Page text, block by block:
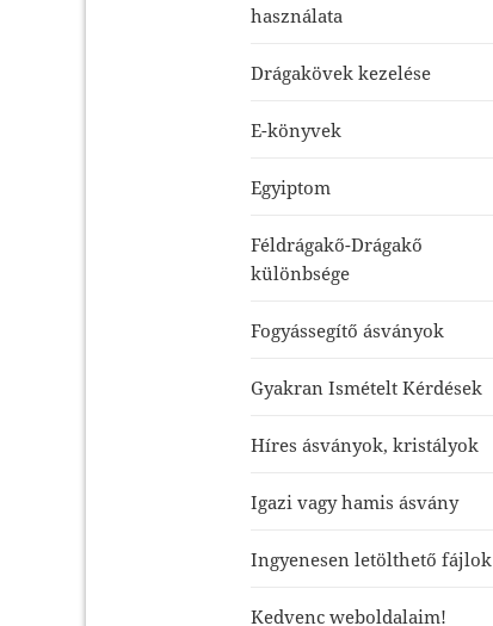
használata
Drágakövek kezelése
E-könyvek
Egyiptom
Féldrágakő-Drágakő
különbsége
Fogyássegítő ásványok
Gyakran Ismételt Kérdések
Híres ásványok, kristályok
Igazi vagy hamis ásvány
Ingyenesen letölthető fájlok
Kedvenc weboldalaim!